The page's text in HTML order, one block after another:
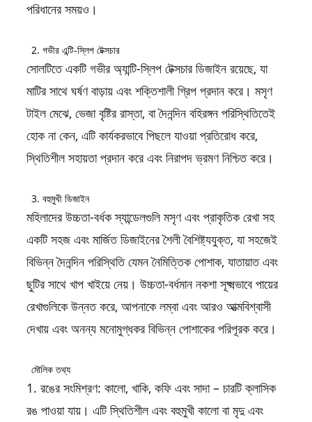
পরিধানের সময়ও।
2. গভীর এন্টি-স্লিপ টেক্সচার
সোলটিতে একটি গভীর অ্যান্টি-স্লিপ টেক্সচার ডিজাইন রয়েছে, যা
মাটির সাথে ঘর্ষণ বাড়ায় এবং শক্তিশালী গ্রিপ প্রদান করে। মসৃণ
টাইল মেঝে, ভেজা বৃষ্টির রাস্তা, বা দৈনন্দিন বহিরঙ্গন পরিস্থিতিতেই
হোক না কেন, এটি কার্যকরভাবে পিছলে যাওয়া প্রতিরোধ করে,
স্থিতিশীল সহায়তা প্রদান করে এবং নিরাপদ ভ্রমণ নিশ্চিত করে।
3. বহুমুখী ডিজাইন
মহিলাদের উচ্চতা-বর্ধক স্যান্ডেলগুলি মসৃণ এবং প্রাকৃতিক রেখা সহ
একটি সহজ এবং মার্জিত ডিজাইনের শৈলী বৈশিষ্ট্যযুক্ত, যা সহজেই
বিভিন্ন দৈনন্দিন পরিস্থিতি যেমন নৈমিত্তিক পোশাক, যাতায়াত এবং
ছুটির সাথে খাপ খাইয়ে নেয়। উচ্চতা-বর্ধমান নকশা সূক্ষ্মভাবে পায়ের
রেখাগুলিকে উন্নত করে, আপনাকে লম্বা এবং আরও আত্মবিশ্বাসী
দেখায় এবং অনন্য মনোমুগ্ধকর বিভিন্ন পোশাকের পরিপূরক করে।
মৌলিক তথ্য
1. রঙের সংমিশ্রণ: কালো, খাকি, কফি এবং সাদা – চারটি ক্লাসিক
রঙ পাওয়া যায়। এটি স্থিতিশীল এবং বহুমুখী কালো বা মৃদু এবং